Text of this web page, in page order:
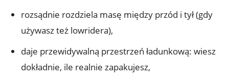
rozsądnie rozdziela masę między przód i tył (gdy
używasz też lowridera),
daje przewidywalną przestrzeń ładunkową: wiesz
dokładnie, ile realnie zapakujesz,